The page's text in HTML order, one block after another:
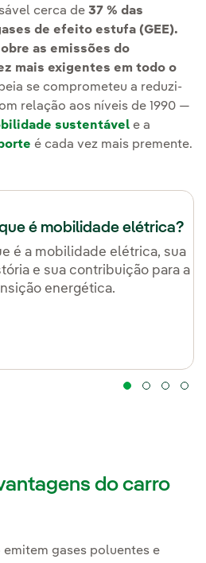
cerca de 37 % das
de efeito estufa (GEE).
as emissões do
mais exigentes em todo o
se comprometeu a reduzi-
relação aos níveis de 1990 —
sustentável e a
é cada vez mais premente.
é mobilidade elétrica?
é a mobilidade elétrica, sua
e sua contribuição para a
energética.
do carro
gases poluentes e